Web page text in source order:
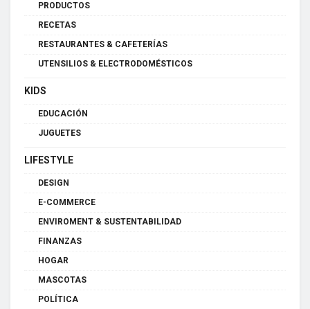
PRODUCTOS
RECETAS
RESTAURANTES & CAFETERÍAS
UTENSILIOS & ELECTRODOMÉSTICOS
KIDS
EDUCACIÓN
JUGUETES
LIFESTYLE
DESIGN
E-COMMERCE
ENVIROMENT & SUSTENTABILIDAD
FINANZAS
HOGAR
MASCOTAS
POLÍTICA